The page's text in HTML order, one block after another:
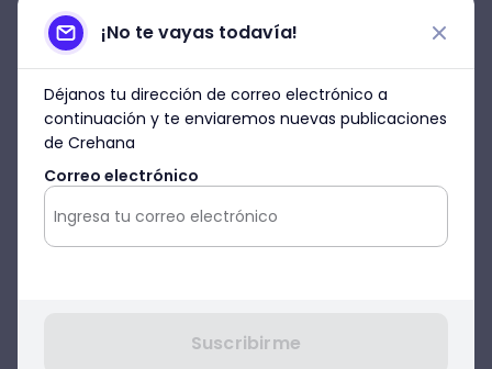
Office 365. Permite administrar fácilmente
¡No te vayas todavía!
Déjanos tu dirección de correo electrónico a
continuación y te enviaremos nuevas publicaciones
de Crehana
Correo electrónico
Suscribirme